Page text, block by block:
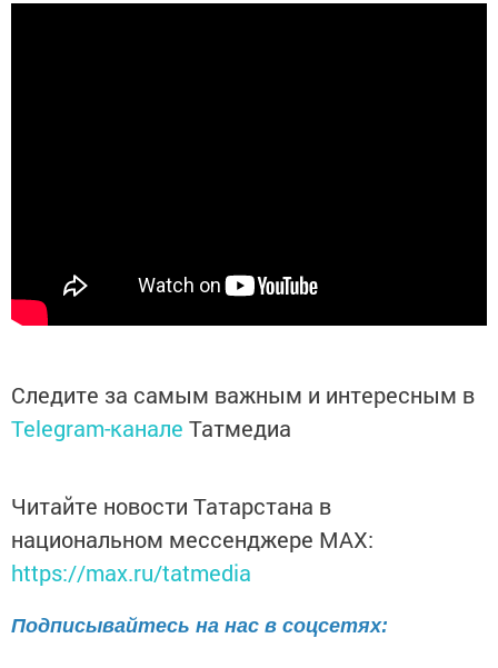
Следите за самым важным и интересным в
Telegram-канале Татмедиа
Читайте новости Татарстана в
национальном мессенджере MАХ:
https://max.ru/tatmedia
Подписывайтесь на нас в соцсетях: